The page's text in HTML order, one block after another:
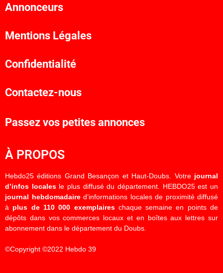
Annonceurs
Mentions Légales
Confidentialité
Contactez-nous
Passez vos petites annonces
À PROPOS
Hebdo25 éditions Grand Besançon et Haut-Doubs. Votre journal
d’infos localesle plus diffusé du département. HEBDO25 est un
journal hebdomadaired’informations locales de proximité diffusé
à plus de 110 000 exemplaireschaque semaine en points de
dépôts dans vos commerces locaux et en boîtes aux lettres sur
abonnement dans le département du Doubs.
©Copyright ©2022 Hebdo 39